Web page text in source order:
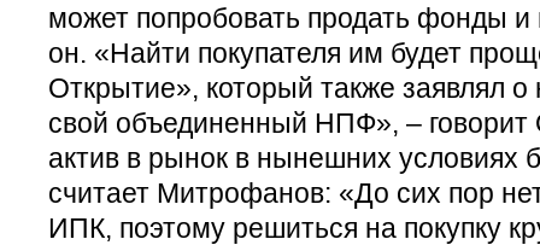
может попробовать продать фонды и
он. «Найти покупателя им будет
Открытие», который также заявлял
свой объединенный НПФ», – говорит
актив в рынок в нынешних условиях
считает Митрофанов: «До сих пор
ИПК, поэтому решиться на покупку